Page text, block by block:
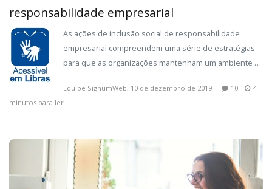
responsabilidade empresarial
As ações de inclusão social de responsabilidade
empresarial compreendem uma série de estratégias
para que as organizações mantenham um ambiente …
Equipe SignumWeb, 10 de dezembro de 2019 10
4
minutos para ler